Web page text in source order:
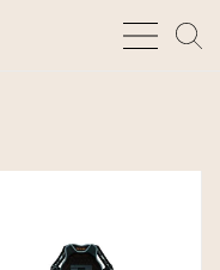
bars